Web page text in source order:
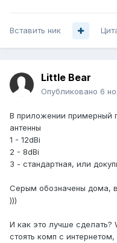
Вставить ник
Little Bear
Опубликовано 6
В приложении примерный
антенны
1 - 12dBi
2 - 8dBi
3 - стандартная, или
Серым обозначены дома,
)))
И как это лучше сделать?
стоять комп с